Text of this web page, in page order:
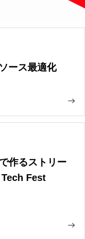
ース最適化
作るストリー
Fest